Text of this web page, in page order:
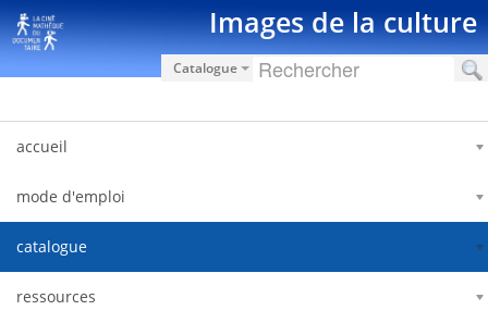
Saut au contenu Images de la culture
Catalogue
accueil
mode d'emploi
catalogue
ressources